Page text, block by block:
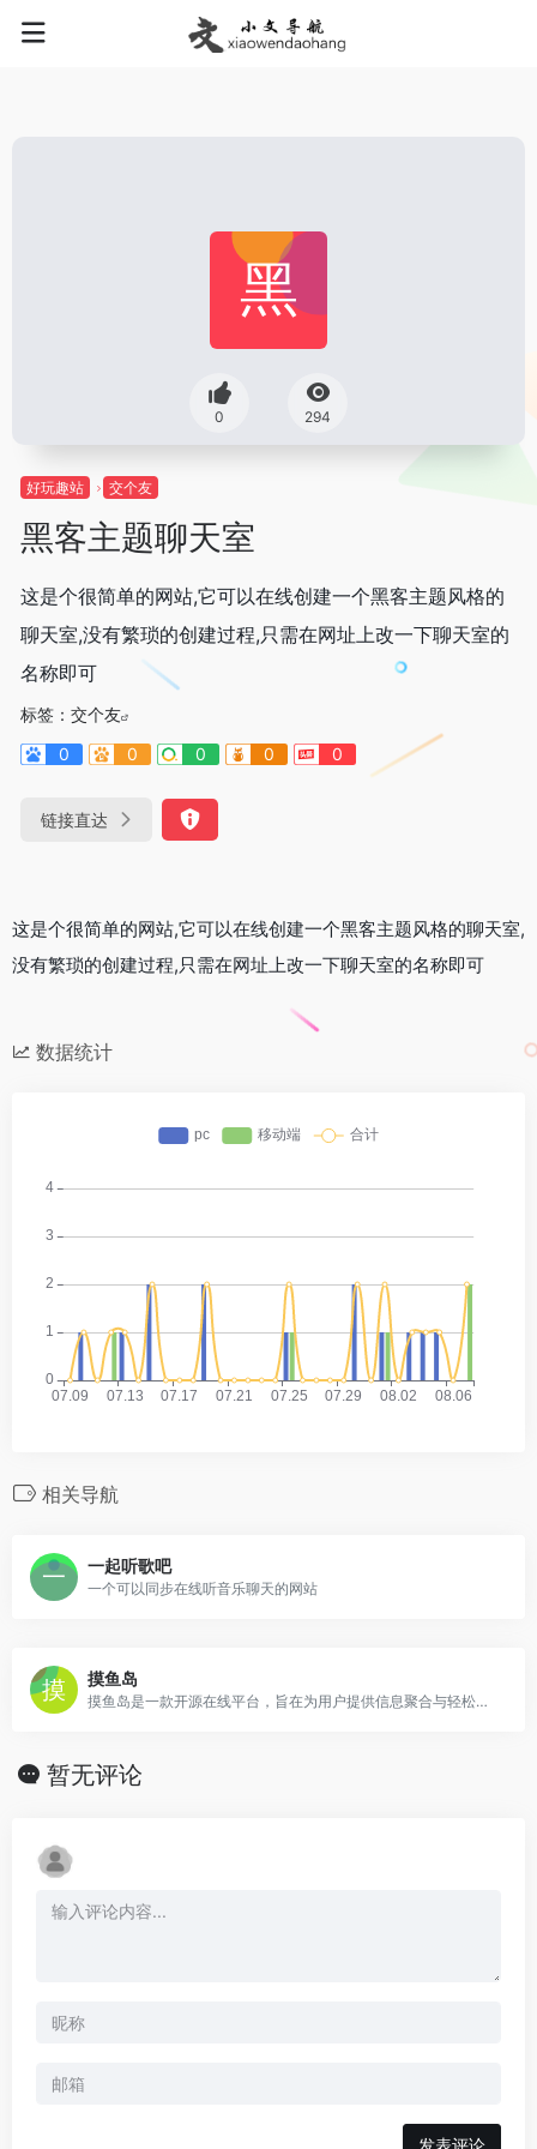
0 294
好玩趣站 交个友
黑客主题聊天室
这是个很简单的网站,它可以在线创建一个黑客主题风格的
聊天室,没有繁琐的创建过程,只需在网址上改一下聊天室的
名称即可
标签： 交个友
0
0 0 0 0
链接直达
这是个很简单的网站,它可以在线创建一个黑客主题风格的聊天室,
没有繁琐的创建过程,只需在网址上改一下聊天室的名称即可
数据统计
相关导航
一起听歌吧
一个可以同步在线听音乐聊天的网站
摸鱼岛
摸鱼岛是一款开源在线平台，旨在为用户提供信息聚合与轻松互动服务。
暂无评论
发表评论